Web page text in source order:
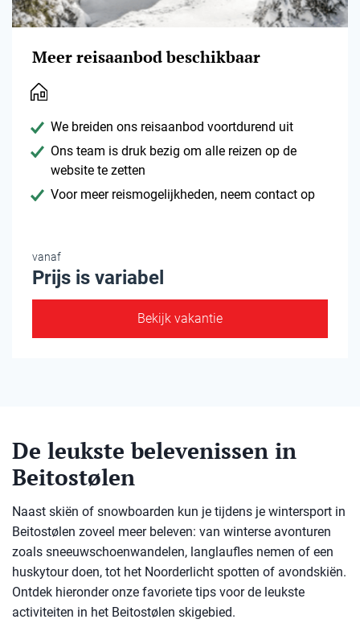
Meer reisaanbod beschikbaar
We breiden ons reisaanbod voortdurend uit
Ons team is druk bezig om alle reizen op de
website te zetten
Voor meer reismogelijkheden, neem contact op
vanaf
Prijs is variabel
Bekijk vakantie
De leukste belevenissen in
Beitostølen
Naast skiën of snowboarden kun je tijdens je wintersport in
Beitostølen zoveel meer beleven: van winterse avonturen
zoals sneeuwschoenwandelen, langlaufles nemen of een
huskytour doen, tot het Noorderlicht spotten of avondskiën.
Ontdek hieronder onze favoriete tips voor de leukste
activiteiten in het Beitostølen skigebied.